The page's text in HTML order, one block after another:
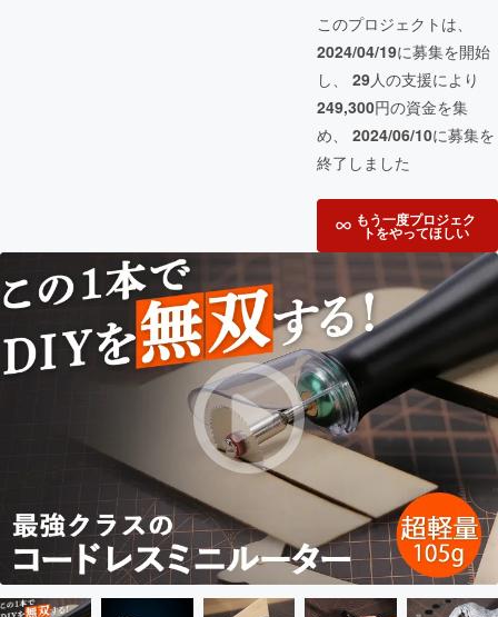
このプロジェクトは、
2024/04/19に募集を開始
し、 29人の支援により
249,300円の資金を集
め、 2024/06/10に募集を
終了しました
もう一度プロジェク
トをやってほしい